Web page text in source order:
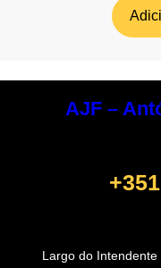
AJF –
Largo do